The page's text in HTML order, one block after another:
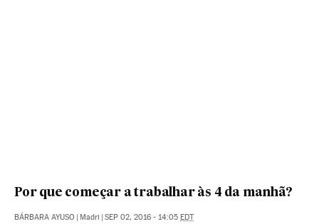
Por que começar a trabalhar às 4 da manhã?
BÁRBARA AYUSO | Madri | SEP 02, 2016 - 14:05 EDT